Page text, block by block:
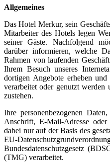
Allgemeines
Das Hotel Merkur, sein
Mitarbeiter des Hotels legen
seiner Gäste. Nachfolgend
darüber informieren, welche
Rahmen von laufenden
Ihrem Besuch unseres
dortigen Angebote erheben
verarbeitet oder genutzt
zustehen.
Ihre personenbezogenen
Anschrift, E-Mail-Adresse
dabei nur auf der Basis des
EU-
Bundesdatenschutzgesetz
(TMG) verarbeitet.